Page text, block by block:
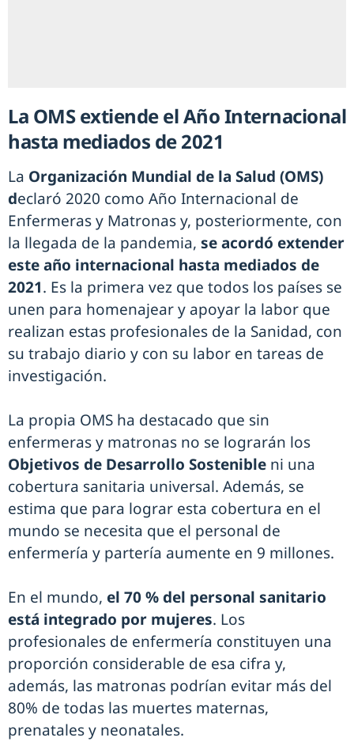
La OMS extiende el Año Internacional
hasta mediados de 2021
La Organización Mundial de la Salud (OMS)
declaró 2020 como Año Internacional de
Enfermeras y Matronas y, posteriormente, con
la llegada de la pandemia, se acordó extender
este año internacional hasta mediados de
2021. Es la primera vez que todos los países se
unen para homenajear y apoyar la labor que
realizan estas profesionales de la Sanidad, con
su trabajo diario y con su labor en tareas de
investigación.
La propia OMS ha destacado que sin
enfermeras y matronas no se lograrán los
Objetivos de Desarrollo Sostenible ni una
cobertura sanitaria universal. Además, se
estima que para lograr esta cobertura en el
mundo se necesita que el personal de
enfermería y partería aumente en 9 millones.
En el mundo, el 70 % del personal sanitario
está integrado por mujeres. Los
profesionales de enfermería constituyen una
proporción considerable de esa cifra y,
además, las matronas podrían evitar más del
80% de todas las muertes maternas,
prenatales y neonatales.